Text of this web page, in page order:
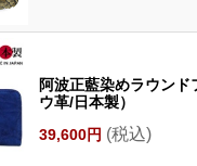
阿波正藍染めラウンド
ウ革/日本製）
39,600円 (税込)